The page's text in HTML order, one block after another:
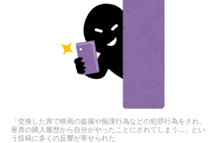
「交換した席で映画の盗撮や痴漢行為などの犯罪行為をされ、
座席の購入履歴から自分がやったことにされてしまう…」とい
う投稿に多くの反響が寄せられた